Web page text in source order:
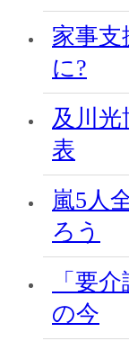
家事
に?
及川
表
嵐5人
ろう
「要
の今